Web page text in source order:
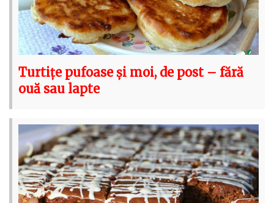
Turtițe pufoase și moi, de post – fără
ouă sau lapte